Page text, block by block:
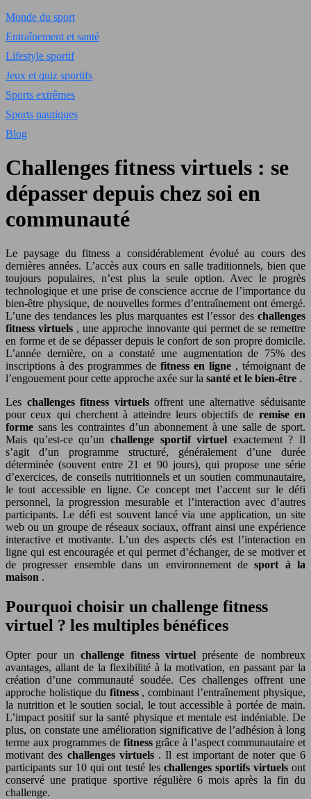
Monde du sport
Entraînement et santé
Lifestyle sportif
Jeux et quiz sportifs
Sports extrêmes
Sports nautiques
Blog
Challenges fitness virtuels : se
dépasser depuis chez soi en
communauté
Le paysage du fitness a considérablement évolué au cours des
dernières années. L’accès aux cours en salle traditionnels, bien que
toujours populaires, n’est plus la seule option. Avec le progrès
technologique et une prise de conscience accrue de l’importance du
bien-être physique, de nouvelles formes d’entraînement ont émergé.
L’une des tendances les plus marquantes est l’essor des challenges
fitness virtuels , une approche innovante qui permet de se remettre
en forme et de se dépasser depuis le confort de son propre domicile.
L’année dernière, on a constaté une augmentation de 75% des
inscriptions à des programmes de fitness en ligne , témoignant de
l’engouement pour cette approche axée sur la santé et le bien-être .
Les challenges fitness virtuelsoffrent une alternative séduisante
pour ceux qui cherchent à atteindre leurs objectifs de remise en
forme sans les contraintes d’un abonnement à une salle de sport.
Mais qu’est-ce qu’un challenge sportif virtuel exactement ? Il
s’agit d’un programme structuré, généralement d’une durée
déterminée (souvent entre 21 et 90 jours), qui propose une série
d’exercices, de conseils nutritionnels et un soutien communautaire,
le tout accessible en ligne. Ce concept met l’accent sur le défi
personnel, la progression mesurable et l’interaction avec d’autres
participants. Le défi est souvent lancé via une application, un site
web ou un groupe de réseaux sociaux, offrant ainsi une expérience
interactive et motivante. L’un des aspects clés est l’interaction en
ligne qui est encouragée et qui permet d’échanger, de se motiver et
de progresser ensemble dans un environnement desport à la
maison .
Pourquoi choisir un challenge fitness
virtuel ? les multiples bénéfices
Opter pour un challenge fitness virtuelprésente de nombreux
avantages, allant de la flexibilité à la motivation, en passant par la
création d’une communauté soudée. Ces challenges offrent une
approche holistique du fitness , combinant l’entraînement physique,
la nutrition et le soutien social, le tout accessible à portée de main.
L’impact positif sur la santé physique et mentale est indéniable. De
plus, on constate une amélioration significative de l’adhésion à long
terme aux programmes de fitness grâce à l’aspect communautaire et
motivant des challenges virtuels . Il est important de noter que 6
participants sur 10 qui ont testé les challenges sportifs virtuelsont
conservé une pratique sportive régulière 6 mois après la fin du
challenge.